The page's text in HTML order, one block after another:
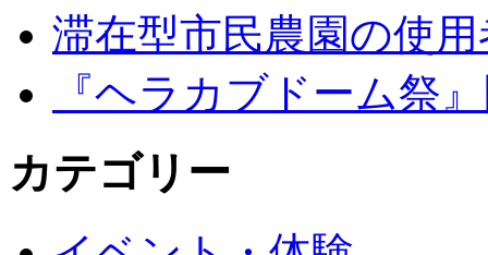
滞在型市民農園の使
『ヘラカブドーム祭
カテゴリー